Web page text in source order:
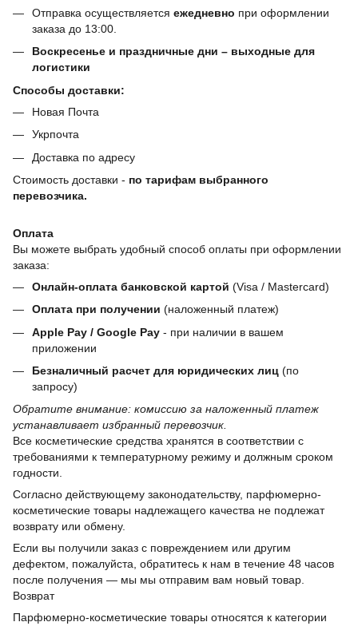
Отправка осуществляется ежедневно при оформлении
заказа до 13:00.
Воскресенье и праздничные дни – выходные для
логистики
Способы доставки:
Новая Почта
Укрпочта
Доставка по адресу
Стоимость доставки - по тарифам выбранного
перевозчика.
Оплата
Вы можете выбрать удобный способ оплаты при оформлении
заказа:
Онлайн-оплата банковской картой (Visa / Mastercard)
Оплата при получении (наложенный платеж)
Apple Pay / Google Pay - при наличии в вашем
приложении
Безналичный расчет для юридических лиц (по
запросу)
Обратите внимание: комиссию за наложенный платеж
устанавливает избранный перевозчик.
Все косметические средства хранятся в соответствии с
требованиями к температурному режиму и должным сроком
годности.
Согласно действующему законодательству, парфюмерно-
косметические товары надлежащего качества не подлежат
возврату или обмену.
Если вы получили заказ с повреждением или другим
дефектом, пожалуйста, обратитесь к нам в течение 48 часов
после получения — мы мы отправим вам новый товар.
Возврат
Парфюмерно-косметические товары относятся к категории